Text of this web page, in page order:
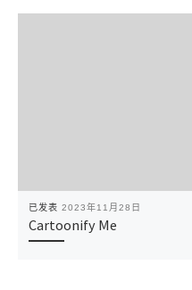
已发表 2023年11月28日
Cartoonify Me